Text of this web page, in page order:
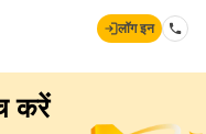
लॉग इन
करें